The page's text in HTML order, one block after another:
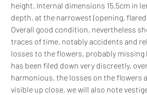
height. Internal dimensions 15.5cm in
depth, at the narrowest (opening,
Overall good condition, nevertheless
traces of time, notably accidents and
losses to the flowers, probably missing
has been filed down very discreetly,
harmonious, the losses on the flowers
visible up close, we will also note